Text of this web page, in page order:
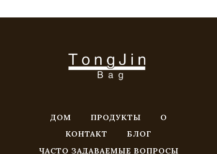
ДОМ ПРОДУКТЫ
О
КОНТАКТ
БЛОГ
ЧАСТО ЗАДАВАЕМЫЕ ВОПРОСЫ